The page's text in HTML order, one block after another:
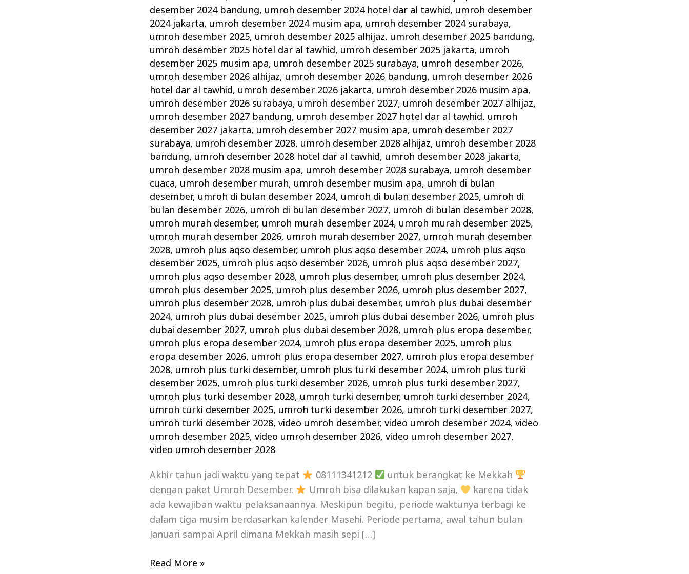
desember 2024 bandung, umroh desember 2024 hotel dar al tawhid, umroh desember
2024 jakarta, umroh desember 2024 musim apa, umroh desember 2024 surabaya,
umroh desember 2025, umroh desember 2025 alhijaz, umroh desember 2025 bandung,
umroh desember 2025 hotel dar al tawhid, umroh desember 2025 jakarta, umroh
desember 2025 musim apa, umroh desember 2025 surabaya, umroh desember 2026,
umroh desember 2026 alhijaz, umroh desember 2026 bandung, umroh desember 2026
hotel dar al tawhid, umroh desember 2026 jakarta, umroh desember 2026 musim apa,
umroh desember 2026 surabaya, umroh desember 2027, umroh desember 2027 alhijaz,
umroh desember 2027 bandung, umroh desember 2027 hotel dar al tawhid, umroh
desember 2027 jakarta, umroh desember 2027 musim apa, umroh desember 2027
surabaya, umroh desember 2028, umroh desember 2028 alhijaz, umroh desember 2028
bandung, umroh desember 2028 hotel dar al tawhid, umroh desember 2028 jakarta,
umroh desember 2028 musim apa, umroh desember 2028 surabaya, umroh desember
cuaca, umroh desember murah, umroh desember musim apa, umroh di bulan
desember, umroh di bulan desember 2024, umroh di bulan desember 2025, umroh di
bulan desember 2026, umroh di bulan desember 2027, umroh di bulan desember 2028,
umroh murah desember, umroh murah desember 2024, umroh murah desember 2025,
umroh murah desember 2026, umroh murah desember 2027, umroh murah desember
2028, umroh plus aqso desember, umroh plus aqso desember 2024, umroh plus aqso
desember 2025, umroh plus aqso desember 2026, umroh plus aqso desember 2027,
umroh plus aqso desember 2028, umroh plus desember, umroh plus desember 2024,
umroh plus desember 2025, umroh plus desember 2026, umroh plus desember 2027,
umroh plus desember 2028, umroh plus dubai desember, umroh plus dubai desember
2024, umroh plus dubai desember 2025, umroh plus dubai desember 2026, umroh plus
dubai desember 2027, umroh plus dubai desember 2028, umroh plus eropa desember,
umroh plus eropa desember 2024, umroh plus eropa desember 2025, umroh plus
eropa desember 2026, umroh plus eropa desember 2027, umroh plus eropa desember
2028, umroh plus turki desember, umroh plus turki desember 2024, umroh plus turki
desember 2025, umroh plus turki desember 2026, umroh plus turki desember 2027,
umroh plus turki desember 2028, umroh turki desember, umroh turki desember 2024,
umroh turki desember 2025, umroh turki desember 2026, umroh turki desember 2027,
umroh turki desember 2028,video umroh desember,video umroh desember 2024,video
umroh desember 2025,video umroh desember 2026,video umroh desember 2027,
video umroh desember 2028
Akhir tahun jadi waktu yang tepat 08111341212
untuk berangkat ke Mekkah
dengan paket Umroh Desember.
Umroh bisa dilakukan kapan saja,
karena tidak
ada kewajiban waktu pelaksanaannya. Meskipun begitu, periode waktunya terbagi ke
dalam tiga musim berdasarkan kalender Masehi. Periode pertama, awal tahun bulan
Januari sampai April dimana Mekkah masih sepi […]
Read More »